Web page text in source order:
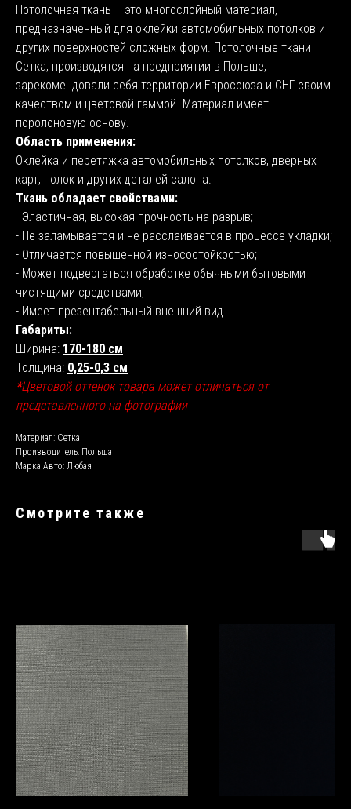
Потолочная ткань – это многослойный материал,
предназначенный для оклейки автомобильных потолков и
других поверхностей сложных форм. Потолочные ткани
Сетка, производятся на предприятии в Польше,
зарекомендовали себя территории Евросоюза и СНГ своим
качеством и цветовой гаммой. Материал имеет
поролоновую основу.
Область применения:
Оклейка и перетяжка автомобильных потолков, дверных
карт, полок и других деталей салона.
Ткань обладает свойствами:
- Эластичная, высокая прочность на разрыв;
- Не заламывается и не расслаивается в процессе укладки;
- Отличается повышенной износостойкостью;
- Может подвергаться обработке обычными бытовыми
чистящими средствами;
- Имеет презентабельный внешний вид.
Габариты:
Ширина: 170-180 см
Толщина: 0,25-0,3 см
*Цветовой оттенок товара может отличаться от
представленного на фотографии
Материал: Сетка
Производитель: Польша
Марка Авто: Любая
Смотрите также